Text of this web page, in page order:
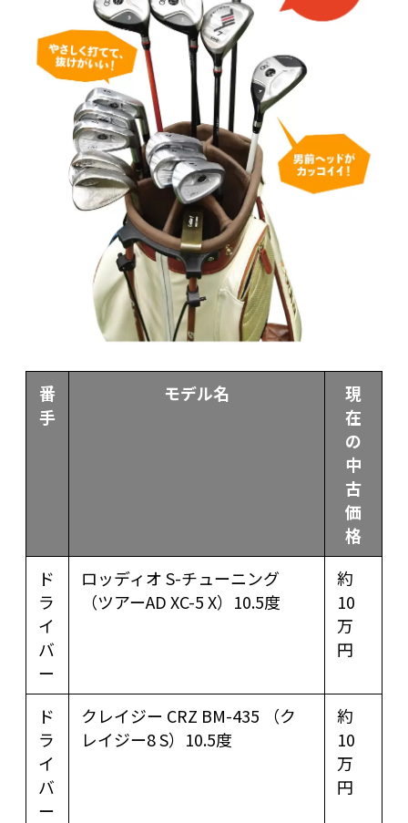
番
手
モデル名
現
在
の
中
古
価
格
ド
ラ
イ
バ
ー
ロッディオ S-チューニング
（ツアーAD XC-5 X）10.5度
約
10
万
円
ド
ラ
イ
バ
ー
クレイジー CRZ BM-435 （ク
レイジー8 S）10.5度
約
10
万
円